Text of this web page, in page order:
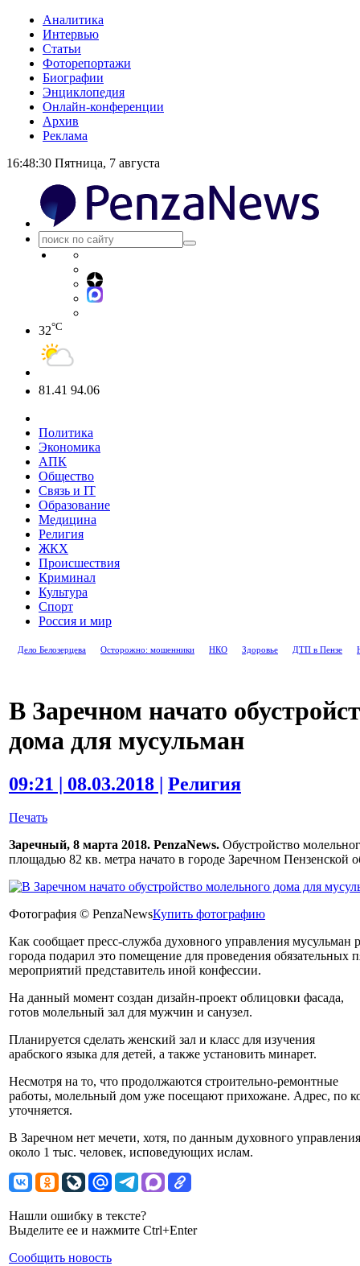
Аналитика
Интервью
Статьи
Фоторепортажи
Биографии
Энциклопедия
Онлайн-конференции
Архив
Реклама
16:48:30 Пятница, 7 августа
32°C
81.41 94.06
Политика
Экономика
АПК
Общество
Связь и IT
Образование
Медицина
Религия
ЖКХ
Происшествия
Криминал
Культура
Спорт
Россия и мир
Дело Белозерцева Осторожно: мошенники НКО Здоровье ДТП в Пензе
В Заречном начато
дома для мусульман
09:21 | 08.03.2018 | Религия
Печать
Заречный, 8 марта 2018. PenzaNews. Обустройство
площадью 82 кв. метра начато в городе Заречном Пензенской
Фотография © PenzaNewsКупить фотографию
Как сообщает пресс-служба духовного управления мусульман
города подарил это помещение для проведения
мероприятий представитель иной конфессии.
На данный момент создан дизайн-проект облицовки фасада,
готов молельный зал для мужчин и санузел.
Планируется сделать женский зал и класс для изучения
арабского языка для детей, а также установить минарет.
Несмотря на то, что продолжаются строительно-ремонтные
работы, молельный дом уже посещают прихожане. Адрес, по
уточняется.
В Заречном нет мечети, хотя, по данным духовного
около 1 тыс. человек, исповедующих ислам.
Нашли ошибку в тексте?
Выделите ее и нажмите Ctrl+Enter
Сообщить новость